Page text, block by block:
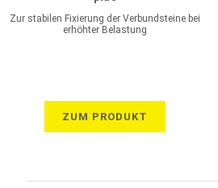
Zur stabilen Fixierung der Verbundsteine bei
erhöhter Belastung
ZUM PRODUKT